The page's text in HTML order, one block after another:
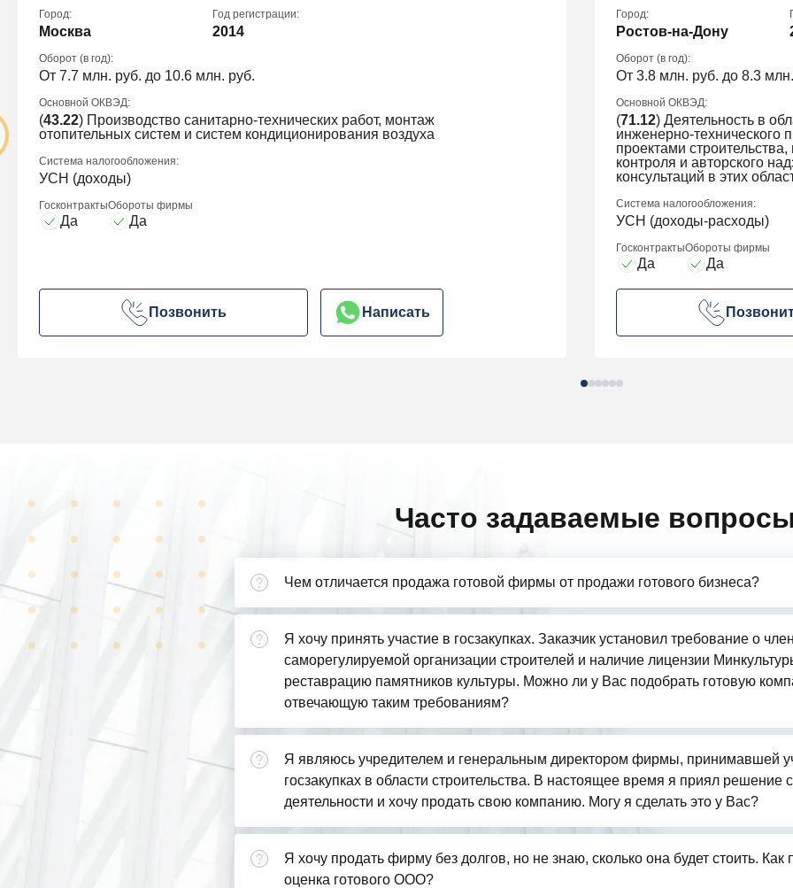
Город:
Москва
Год регистрации:
2014
Оборот (в год):
От 7.7 млн. руб. до 10.6 млн. руб.
Основной ОКВЭД:
(43.22) Производство санитарно-технических работ, монтаж
отопительных систем и систем кондиционирования воздуха
Система налогообложения:
УСН (доходы)
Госконтракты
Да
Обороты фирмы
Да
Позвонить Написать
Город:
Ростов-на-Дону
Оборот (в год):
От 3.8 млн. руб. до 8.3
Основной ОКВЭД:
(71.12) Деятельность в
инженерно-технического
проектами
контроля и авторского
консультаций в этих
Система налогообложения:
УСН (доходы-расходы)
Госконтракты
Да
Обороты фирмы
Да
Часто задаваемые
Чем отличается продажа готовой фирмы от продажи готового бизнеса?
Я хочу принять участие в госзакупках. Заказчик установил требование о
саморегулируемой организации строителей и наличие лицензии
реставрацию памятников культуры. Можно ли у Вас подобрать готовую
отвечающую таким требованиям?
Я являюсь учредителем и генеральным директором фирмы, принимавшей
госзакупках в области строительства. В настоящее время я приял решение
деятельности и хочу продать свою компанию. Могу я сделать это у Вас?
Я хочу продать фирму без долгов, но не знаю, сколько она будет стоить. Как
оценка готового ООО?